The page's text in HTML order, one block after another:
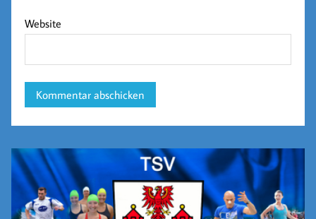
Website